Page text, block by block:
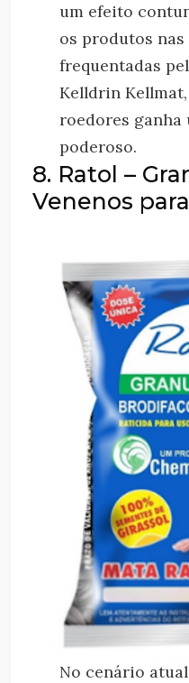
um efeito
os produtos nas
frequentadas
Kelldrin
roedores ganha
poderoso.
8. Ratol –
Venenos
No cenário